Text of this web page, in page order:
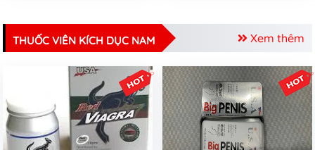
Xem thêm
THUỐC VIÊN KÍCH DỤC NAM